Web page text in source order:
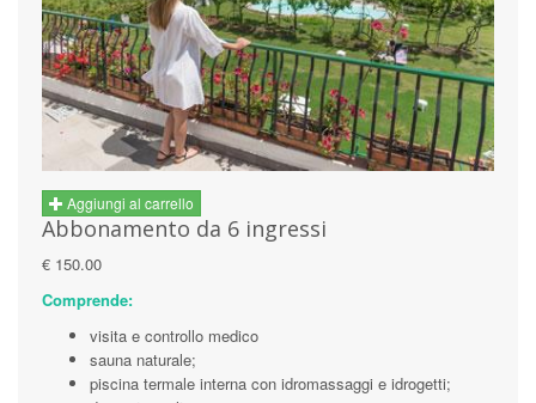
Aggiungi al carrello
Abbonamento da 6 ingressi
€ 150.00
Comprende:
visita e controllo medico
sauna naturale;
piscina termale interna con idromassaggi e idrogetti;